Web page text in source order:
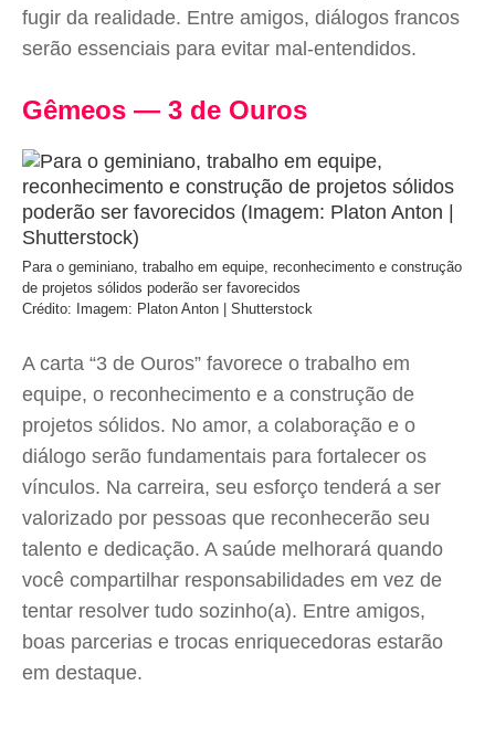
fugir da realidade. Entre amigos, diálogos francos
serão essenciais para evitar mal-entendidos.
Gêmeos — 3 de Ouros
Para o geminiano, trabalho em equipe, reconhecimento e construção
de projetos sólidos poderão ser favorecidos
Crédito: Imagem: Platon Anton | Shutterstock
A carta “3 de Ouros” favorece o trabalho em
equipe, o reconhecimento e a construção de
projetos sólidos. No amor, a colaboração e o
diálogo serão fundamentais para fortalecer os
vínculos. Na carreira, seu esforço tenderá a ser
valorizado por pessoas que reconhecerão seu
talento e dedicação. A saúde melhorará quando
você compartilhar responsabilidades em vez de
tentar resolver tudo sozinho(a). Entre amigos,
boas parcerias e trocas enriquecedoras estarão
em destaque.